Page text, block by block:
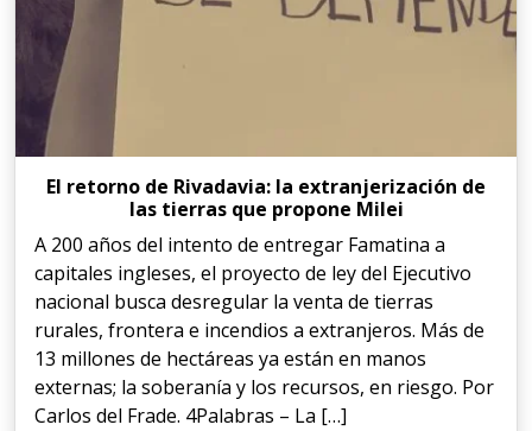
El retorno de Rivadavia: la extranjerización de
las tierras que propone Milei
A 200 años del intento de entregar Famatina a
capitales ingleses, el proyecto de ley del Ejecutivo
nacional busca desregular la venta de tierras
rurales, frontera e incendios a extranjeros. Más de
13 millones de hectáreas ya están en manos
externas; la soberanía y los recursos, en riesgo. Por
Carlos del Frade. 4Palabras – La […]